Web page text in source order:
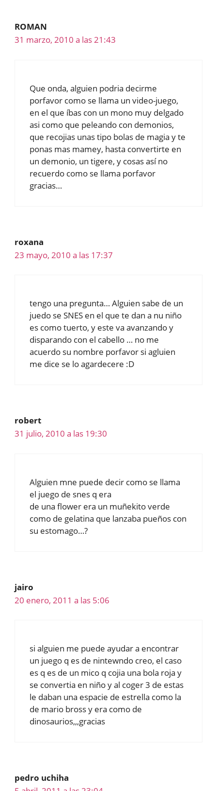
ROMAN
31 marzo, 2010 a las 21:43
Que onda, alguien podria decirme
porfavor como se llama un video-juego,
en el que íbas con un mono muy delgado
asi como que peleando con demonios,
que recojias unas tipo bolas de magia y te
ponas mas mamey, hasta convertirte en
un demonio, un tigere, y cosas así no
recuerdo como se llama porfavor
gracias…
roxana
23 mayo, 2010 a las 17:37
tengo una pregunta… Alguien sabe de un
juedo se SNES en el que te dan a nu niño
es como tuerto, y este va avanzando y
disparando con el cabello … no me
acuerdo su nombre porfavor si agluien
me dice se lo agardecere :D
robert
31 julio, 2010 a las 19:30
Alguien mne puede decir como se llama
el juego de snes q era
de una flower era un muñekito verde
como de gelatina que lanzaba pueños con
su estomago…?
jairo
20 enero, 2011 a las 5:06
si alguien me puede ayudar a encontrar
un juego q es de nintewndo creo, el caso
es q es de un mico q cojia una bola roja y
se convertia en niño y al coger 3 de estas
le daban una espacie de estrella como la
de mario bross y era como de
dinosaurios,,,gracias
pedro uchiha